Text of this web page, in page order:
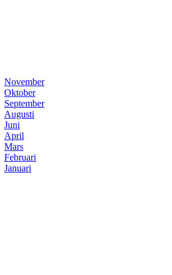
November
Oktober
September
Augusti
Juni
April
Mars
Februari
Januari